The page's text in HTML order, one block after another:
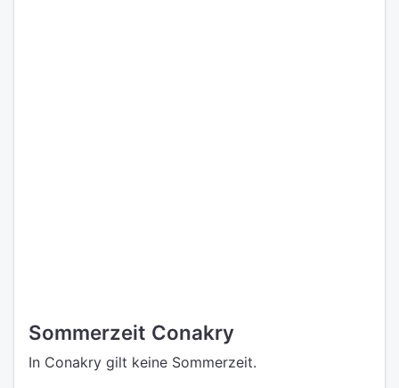
Sommerzeit Conakry
In Conakry gilt keine Sommerzeit.